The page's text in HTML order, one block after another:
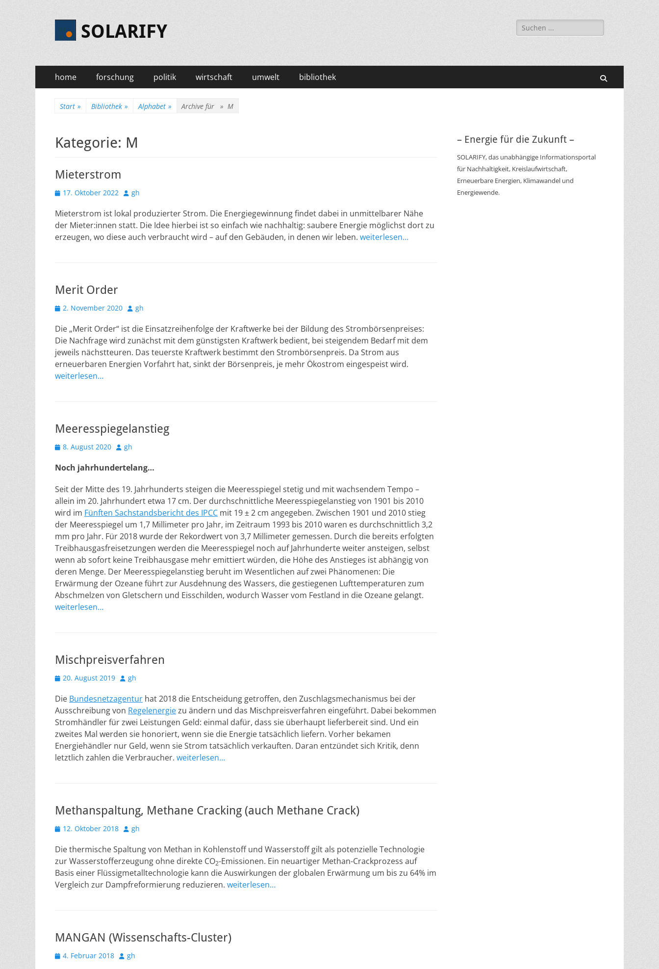
SOLARIFY
Suchen
nach:
Primäres
Menü
Zum
Inhalt
home forschung politik wirtschaft umwelt bibliothek
Start » Bibliothek » Alphabet » Archive für » M
Kategorie: M
Mieterstrom
Veröffentlicht
17. Oktober 2022 Autor
gh
Mieterstrom ist lokal produzierter Strom. Die Energiegewinnung findet dabei in unmittelbarer Nähe
der Mieter:innen statt. Die Idee hierbei ist so einfach wie nachhaltig: saubere Energie möglichst dort zu
erzeugen, wo diese auch verbraucht wird – auf den Gebäuden, in denen wir leben. weiterlesen…
Merit Order
Veröffentlicht
2. November 2020 Autor
gh
Die „Merit Order“ ist die Einsatzreihenfolge der Kraftwerke bei der Bildung des Strombörsenpreises:
Die Nachfrage wird zunächst mit dem günstigsten Kraftwerk bedient, bei steigendem Bedarf mit dem
jeweils nächstteuren. Das teuerste Kraftwerk bestimmt den Strombörsenpreis. Da Strom aus
erneuerbaren Energien Vorfahrt hat, sinkt der Börsenpreis, je mehr Ökostrom eingespeist wird.
weiterlesen…
Meeresspiegelanstieg
Veröffentlicht
8. August 2020 Autor
gh
Noch jahrhundertelang…
Seit der Mitte des 19. Jahrhunderts steigen die Meeresspiegel stetig und mit wachsendem Tempo –
allein im 20. Jahrhundert etwa 17 cm. Der durchschnittliche Meeresspiegelanstieg von 1901 bis 2010
wird im Fünften Sachstandsbericht des IPCC mit 19 ± 2 cm angegeben. Zwischen 1901 und 2010 stieg
der Meeresspiegel um 1,7 Millimeter pro Jahr, im Zeitraum 1993 bis 2010 waren es durchschnittlich 3,2
mm pro Jahr. Für 2018 wurde der Rekordwert von 3,7 Millimeter gemessen. Durch die bereits erfolgten
Treibhausgasfreisetzungen werden die Meeresspiegel noch auf Jahrhunderte weiter ansteigen, selbst
wenn ab sofort keine Treibhausgase mehr emittiert würden, die Höhe des Anstieges ist abhängig von
deren Menge. Der Meeresspiegelanstieg beruht im Wesentlichen auf zwei Phänomenen: Die
Erwärmung der Ozeane führt zur Ausdehnung des Wassers, die gestiegenen Lufttemperaturen zum
Abschmelzen von Gletschern und Eisschilden, wodurch Wasser vom Festland in die Ozeane gelangt.
weiterlesen…
Mischpreisverfahren
Veröffentlicht
20. August 2019 Autor
gh
Die Bundesnetzagentur hat 2018 die Entscheidung getroffen, den Zuschlagsmechanismus bei der
Ausschreibung von Regelenergiezu ändern und das Mischpreisverfahren eingeführt. Dabei bekommen
Stromhändler für zwei Leistungen Geld: einmal dafür, dass sie überhaupt lieferbereit sind. Und ein
zweites Mal werden sie honoriert, wenn sie die Energie tatsächlich liefern. Vorher bekamen
Energiehändler nur Geld, wenn sie Strom tatsächlich verkauften. Daran entzündet sich Kritik, denn
letztlich zahlen die Verbraucher. weiterlesen…
Methanspaltung, Methane Cracking (auch Methane Crack)
Veröffentlicht
12. Oktober 2018 Autor
gh
Die thermische Spaltung von Methan in Kohlenstoff und Wasserstoff gilt als potenzielle Technologie
zur Wasserstofferzeugung ohne direkte CO2-Emissionen. Ein neuartiger Methan-Crackprozess auf
Basis einer Flüssigmetalltechnologie kann die Auswirkungen der globalen Erwärmung um bis zu 64% im
Vergleich zur Dampfreformierung reduzieren. weiterlesen…
MANGAN (Wissenschafts-Cluster)
Veröffentlicht
4. Februar 2018 Autor
gh
– Energie für die Zukunft –
SOLARIFY, das unabhängige Informationsportal
für Nachhaltigkeit, Kreislaufwirtschaft,
Erneuerbare Energien, Klimawandel und
Energiewende.